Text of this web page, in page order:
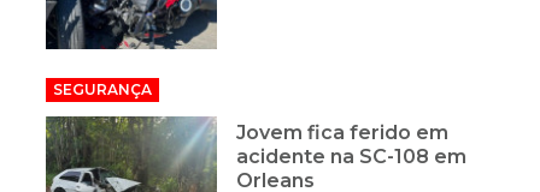
SEGURANÇA
Jovem fica ferido em
acidente na SC-108 em
Orleans